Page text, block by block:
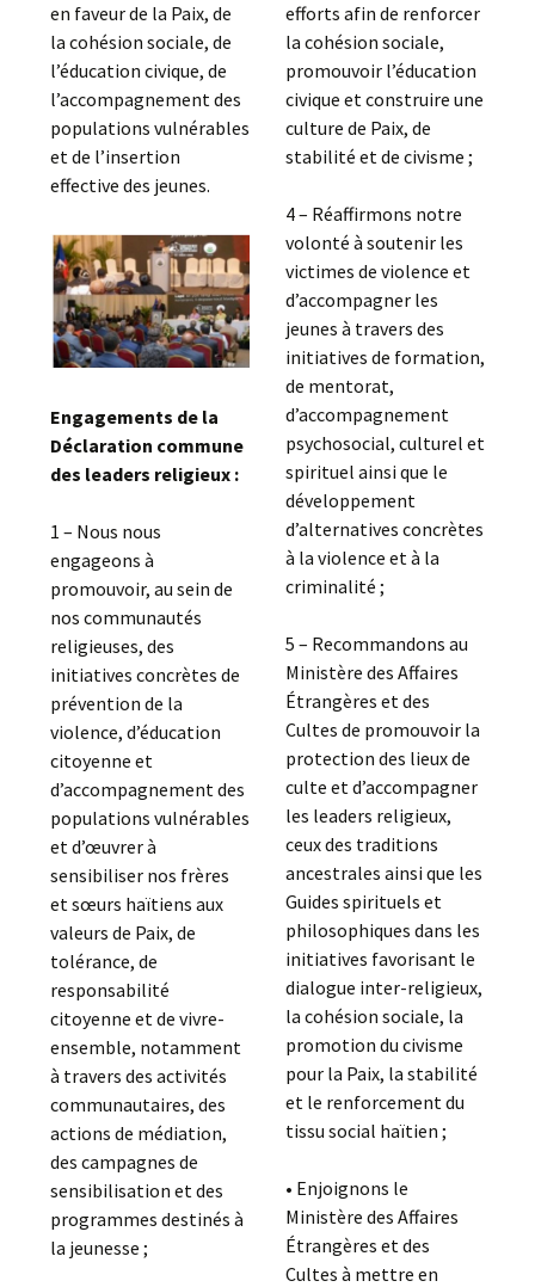
en faveur de la Paix, de
la cohésion sociale, de
l’éducation civique, de
l’accompagnement des
populations vulnérables
et de l’insertion
effective des jeunes.
Engagements de la
Déclaration commune
des leaders religieux :
1 – Nous nous
engageons à
promouvoir, au sein de
nos communautés
religieuses, des
initiatives concrètes de
prévention de la
violence, d’éducation
citoyenne et
d’accompagnement des
populations vulnérables
et d’œuvrer à
sensibiliser nos frères
et sœurs haïtiens aux
valeurs de Paix, de
tolérance, de
responsabilité
citoyenne et de vivre-
ensemble, notamment
à travers des activités
communautaires, des
actions de médiation,
des campagnes de
sensibilisation et des
programmes destinés à
la jeunesse ;
efforts afin de renforcer
la cohésion sociale,
promouvoir l’éducation
civique et construire une
culture de Paix, de
stabilité et de civisme ;
4 – Réaffirmons notre
volonté à soutenir les
victimes de violence et
d’accompagner les
jeunes à travers des
initiatives de formation,
de mentorat,
d’accompagnement
psychosocial, culturel et
spirituel ainsi que le
développement
d’alternatives concrètes
à la violence et à la
criminalité ;
5 – Recommandons au
Ministère des Affaires
Étrangères et des
Cultes de promouvoir la
protection des lieux de
culte et d’accompagner
les leaders religieux,
ceux des traditions
ancestrales ainsi que les
Guides spirituels et
philosophiques dans les
initiatives favorisant le
dialogue inter-religieux,
la cohésion sociale, la
promotion du civisme
pour la Paix, la stabilité
et le renforcement du
tissu social haïtien ;
• Enjoignons le
Ministère des Affaires
Étrangères et des
Cultes à mettre en